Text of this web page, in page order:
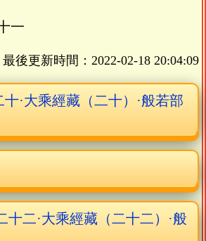
一
後更新時間： 2022-02-18 20:04:09
十·大乘經藏（二十）·般若部
十二·大乘經藏（二十二）·般